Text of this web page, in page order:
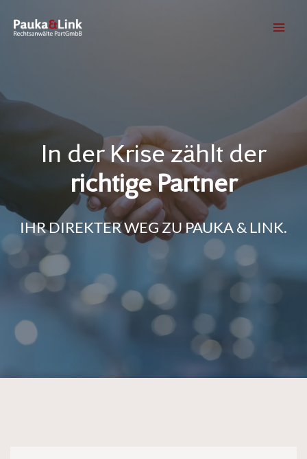
Inhalt
In der Krise zählt der
richtige Partner
IHR DIREKTER WEG ZU PAUKA & LINK.